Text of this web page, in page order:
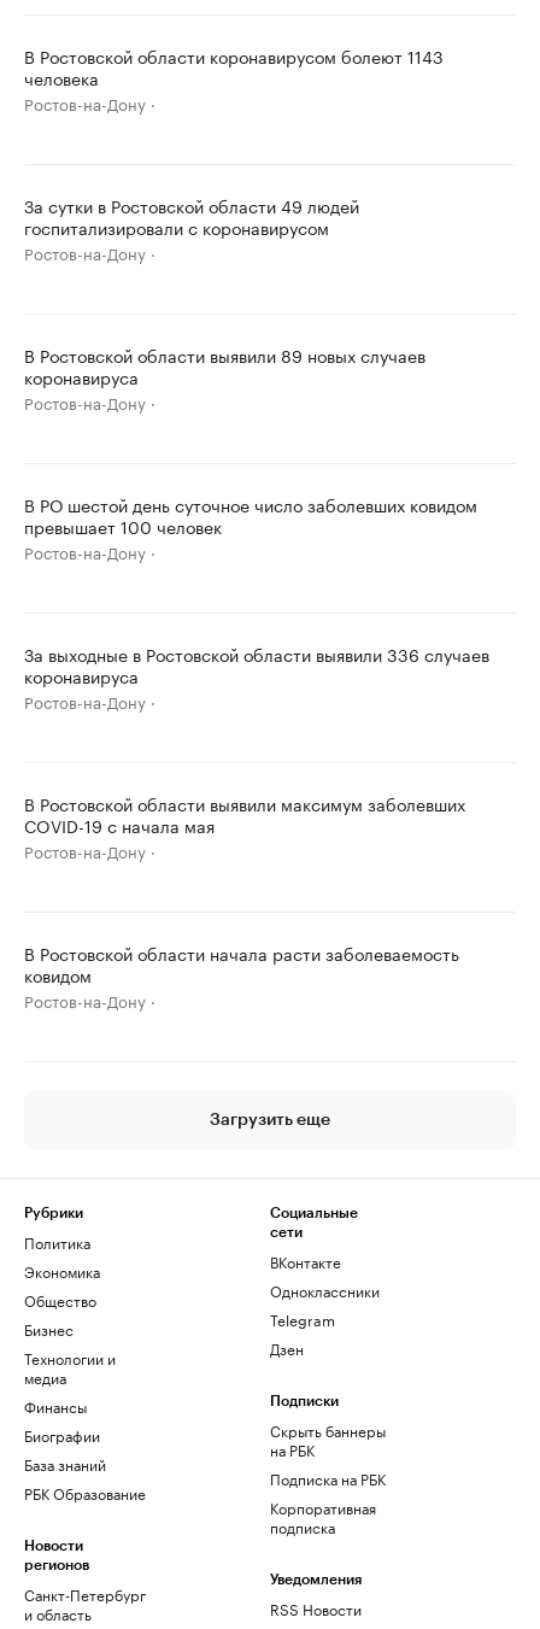
В Ростовской области коронавирусом болеют 1143
человека
Ростов-на-Дону
За сутки в Ростовской области 49 людей
госпитализировали с коронавирусом
Ростов-на-Дону
В Ростовской области выявили 89 новых случаев
коронавируса
Ростов-на-Дону
В РО шестой день суточное число заболевших ковидом
превышает 100 человек
Ростов-на-Дону
За выходные в Ростовской области выявили 336 случаев
коронавируса
Ростов-на-Дону
В Ростовской области выявили максимум заболевших
COVID-19 с начала мая
Ростов-на-Дону
В Ростовской области начала расти заболеваемость
ковидом
Ростов-на-Дону
Загрузить еще
Рубрики
Политика
Экономика
Общество
Бизнес
Технологии и
медиа
Финансы
Биографии
База знаний
РБК Образование
Новости
регионов
Санкт-Петербург
и область
Социальные
сети
ВКонтакте
Одноклассники
Telegram
Дзен
Подписки
Скрыть баннеры
на РБК
Подписка на РБК
Корпоративная
подписка
Уведомления
RSS Новости